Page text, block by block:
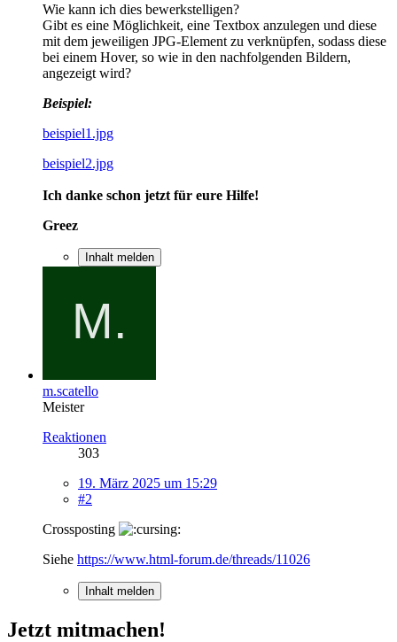
Wie kann ich dies bewerkstelligen?
Gibt es eine Möglichkeit, eine Textbox anzulegen und diese
mit dem jeweiligen JPG-Element zu verknüpfen, sodass diese
bei einem Hover, so wie in den nachfolgenden Bildern,
angezeigt wird?
Beispiel:
beispiel1.jpg
beispiel2.jpg
Ich danke schon jetzt für eure Hilfe!
Greez
Inhalt melden
m.scatello
Meister
Reaktionen
303
19. März 2025 um 15:29
#2
Crossposting
Siehe https://www.html-forum.de/threads/11026
Inhalt melden
Jetzt mitmachen!